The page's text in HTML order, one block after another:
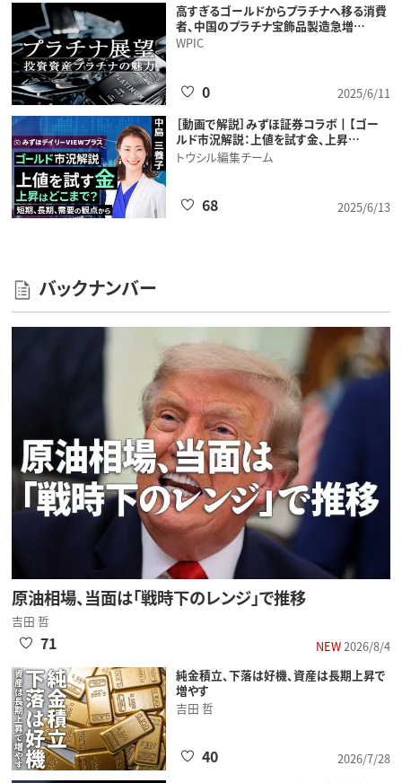
高すぎるゴールドからプラチナへ移る消費
者、中国のプラチナ宝飾品製造急増…
WPIC
2025/6/11
0
［動画で解説］みずほ証券コラボ┃【ゴー
ルド市況解説：上値を試す金、上昇…
トウシル編集チーム
2025/6/13
68
バックナンバー
原油相場、当面は「戦時下のレンジ」で推移
吉田 哲
NEW2026/8/4
71
純金積立、下落は好機、資産は長期上昇で
増やす
吉田 哲
2026/7/28
40